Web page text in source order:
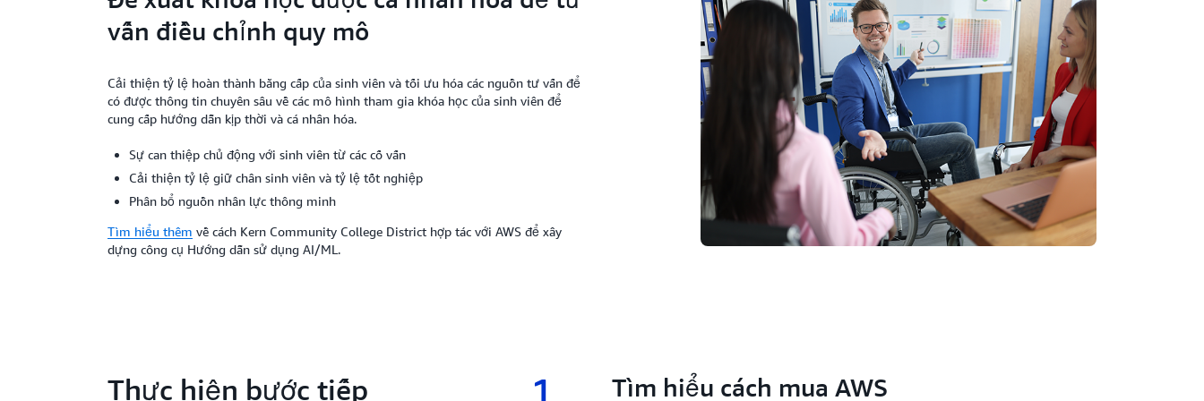
vấn điều chỉnh quy mô
Cải thiện tỷ lệ hoàn thành bằng cấp của sinh viên và tối ưu hóa các nguồn tư vấn để
có được thông tin chuyên sâu về các mô hình tham gia khóa học của sinh viên để
cung cấp hướng dẫn kịp thời và cá nhân hóa.
Sự can thiệp chủ động với sinh viên từ các cố vấn
Cải thiện tỷ lệ giữ chân sinh viên và tỷ lệ tốt nghiệp
Phân bổ nguồn nhân lực thông minh
Tìm hiểu thêm về cách Kern Community College District hợp tác với AWS để xây
dựng công cụ Hướng dẫn sử dụng AI/ML.
Thực hiện bước tiếp 1 1.
Tìm hiểu cách mua AWS